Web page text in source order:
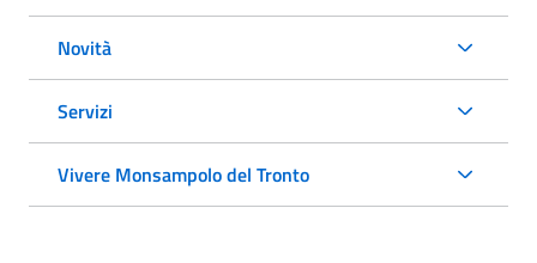
Novità
Servizi
Vivere Monsampolo del Tronto